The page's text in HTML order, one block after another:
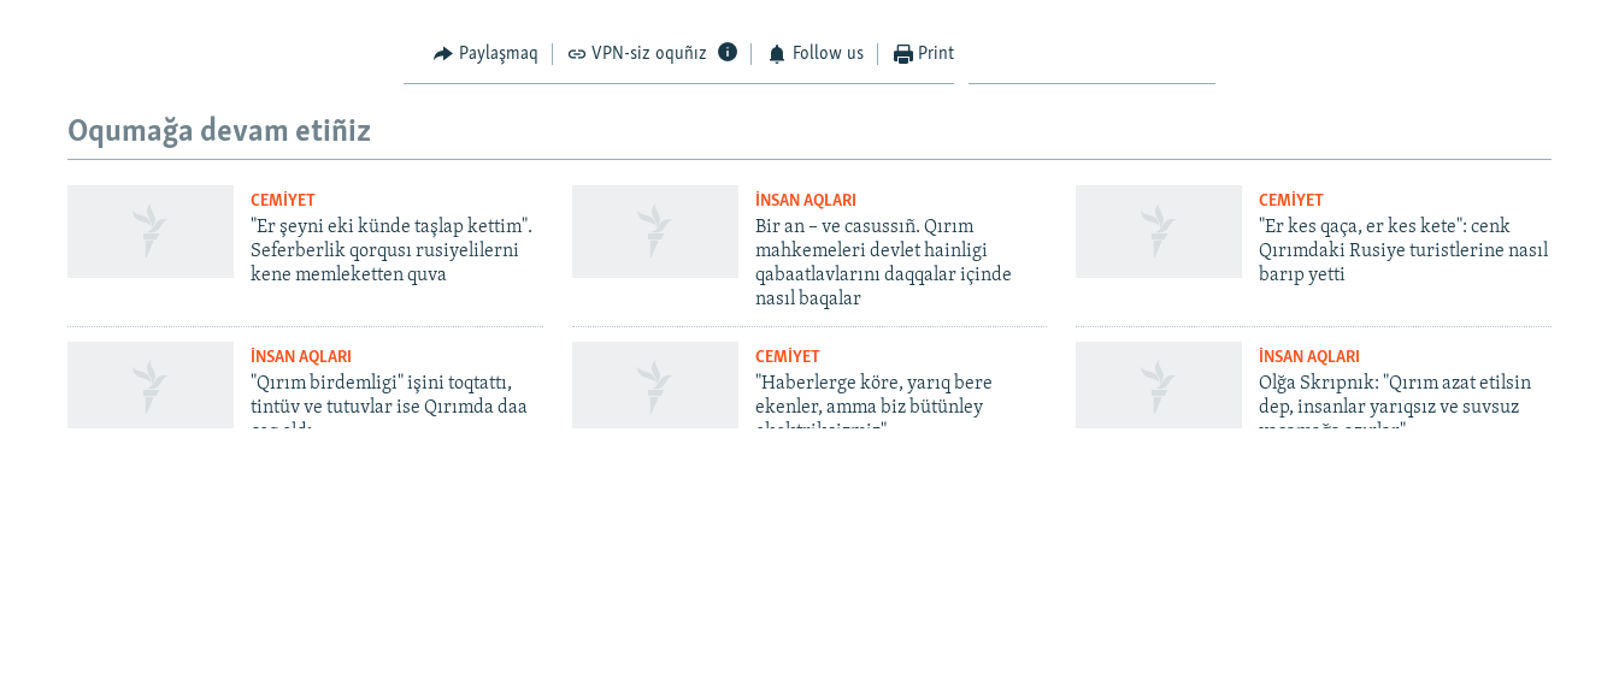
Українською
Paylaşmaq VPN-siz oquñız Follow us Print
Oqumağa devam etiñiz
CEMİYET
"Er şeyni eki künde taşlap kettim".
Seferberlik qorqusı rusiyelilerni
kene memleketten quva
İNSAN AQLARI
Bir an – ve casussıñ. Qırım
mahkemeleri devlet hainligi
qabaatlavlarını daqqalar içinde
nasıl baqalar
CEMİYET
"Er kes qaça, er kes kete": cenk
Qırımdaki Rusiye turistlerine nasıl
barıp yetti
İNSAN AQLARI
"Qırım birdemligi" işini toqtattı,
tintüv ve tutuvlar ise Qırımda daa
çoq oldı
CEMİYET
"Haberlerge köre, yarıq bere
ekenler, amma biz bütünley
ekektriksizmiz"
İNSAN AQLARI
Olğa Skrıpnık: "Qırım azat etilsin
dep, insanlar yarıqsız ve suvsuz
yaşamağa azırlar"